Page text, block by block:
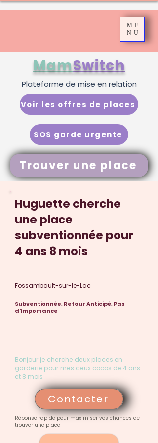
ME
NU
Trouver une place
MamSwitch
SOS garde urgente
Voir les offres de places
Plateforme de mise en relation
Huguette cherche
une place
subventionnée pour
4 ans 8 mois
Fossambault-sur-le-Lac
Subventionnée, Retour Anticipé, Pas
d'importance
Bonjour je cherche deux places en
garderie pour mes deux cocos de 4 ans
et 8 mois
Contacter
Réponse rapide pour maximiser vos chances de
trouver une place